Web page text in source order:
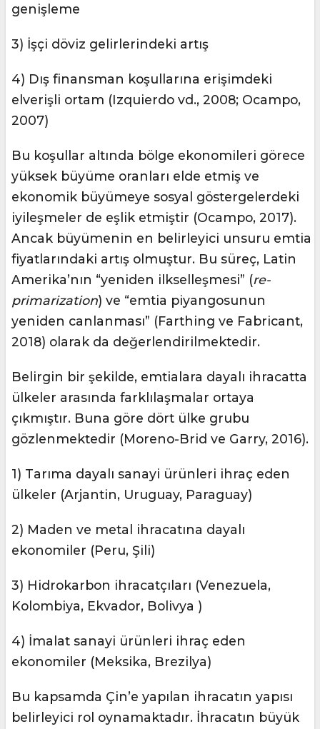
genişleme
3) İşçi döviz gelirlerindeki artış
4) Dış finansman koşullarına erişimdeki
elverişli ortam (Izquierdo vd., 2008; Ocampo,
2007)
Bu koşullar altında bölge ekonomileri görece
yüksek büyüme oranları elde etmiş ve
ekonomik büyümeye sosyal göstergelerdeki
iyileşmeler de eşlik etmiştir (Ocampo, 2017).
Ancak büyümenin en belirleyici unsuru emtia
fiyatlarındaki artış olmuştur. Bu süreç, Latin
Amerika’nın “yeniden ilkselleşmesi” (re-
primarization) ve “emtia piyangosunun
yeniden canlanması” (Farthing ve Fabricant,
2018) olarak da değerlendirilmektedir.
Belirgin bir şekilde, emtialara dayalı ihracatta
ülkeler arasında farklılaşmalar ortaya
çıkmıştır. Buna göre dört ülke grubu
gözlenmektedir (Moreno-Brid ve Garry, 2016).
1) Tarıma dayalı sanayi ürünleri ihraç eden
ülkeler (Arjantin, Uruguay, Paraguay)
2) Maden ve metal ihracatına dayalı
ekonomiler (Peru, Şili)
3) Hidrokarbon ihracatçıları (Venezuela,
Kolombiya, Ekvador, Bolivya )
4) İmalat sanayi ürünleri ihraç eden
ekonomiler (Meksika, Brezilya)
Bu kapsamda Çin’e yapılan ihracatın yapısı
belirleyici rol oynamaktadır. İhracatın büyük